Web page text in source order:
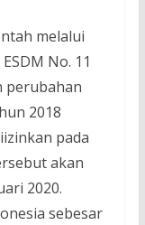
melalui
No. 11
perubahan
2018
pada
akan
2020.
sebesar